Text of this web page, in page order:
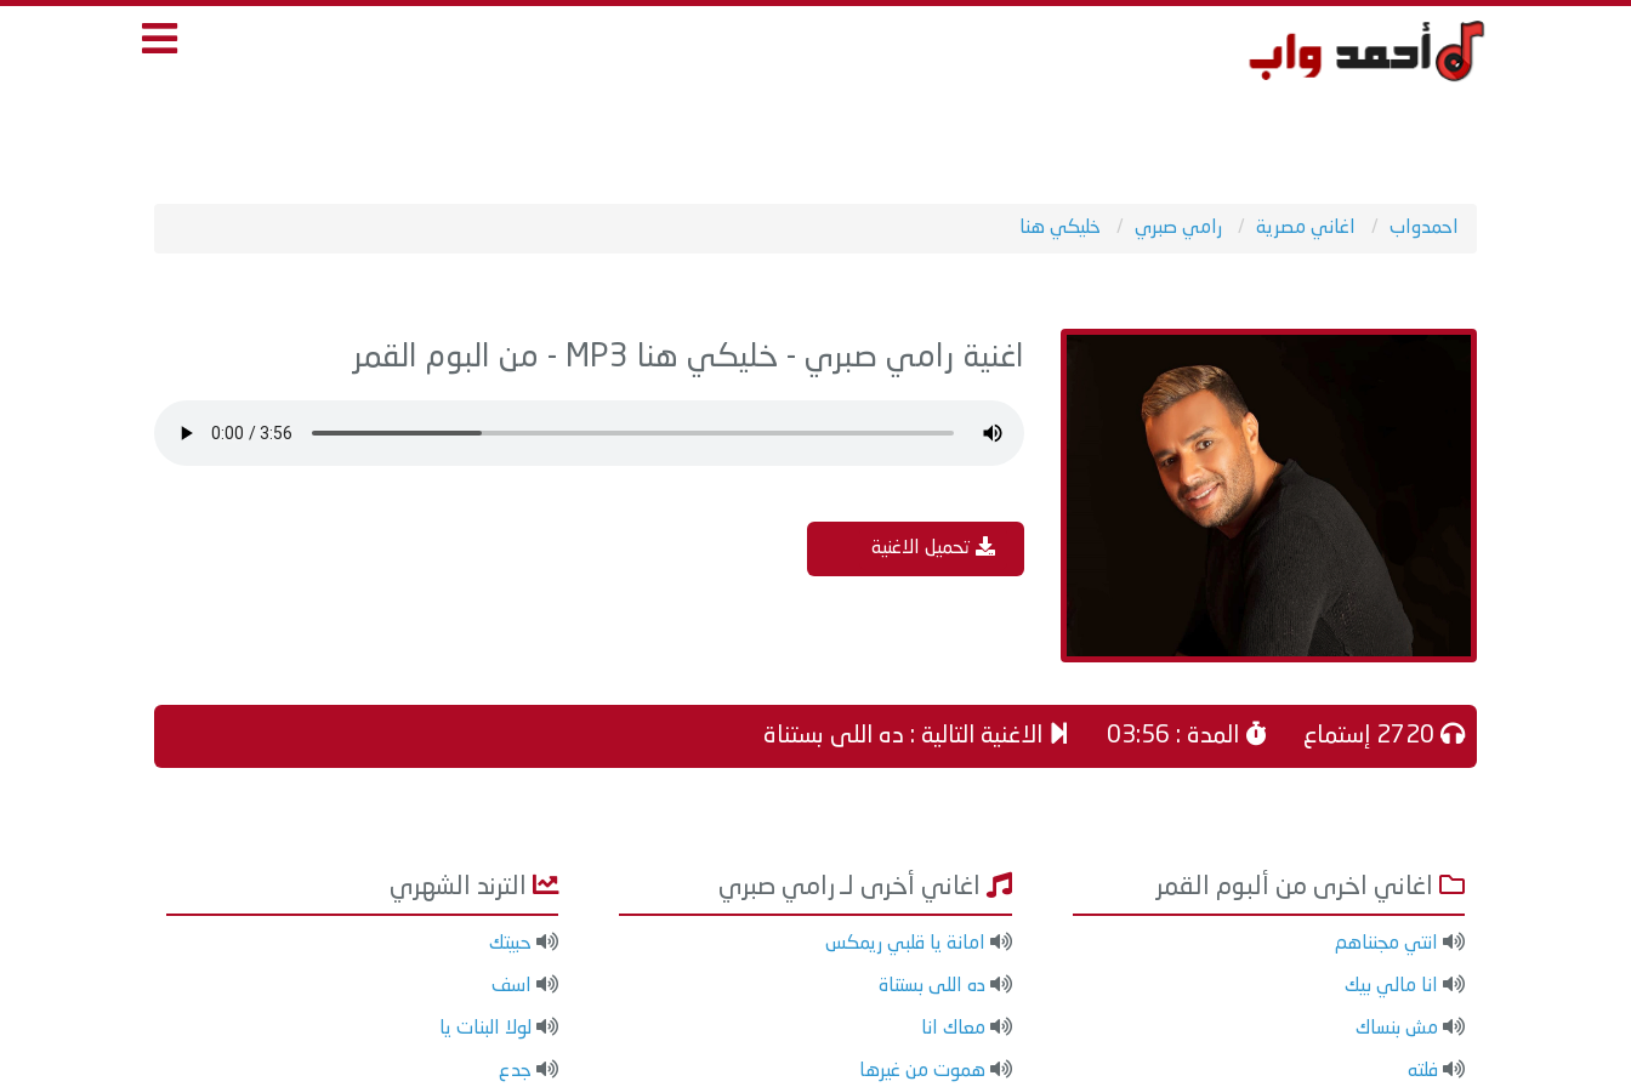
احمدواب اغاني مصرية رامي صبري خليكي هنا
اغنية رامي صبري - خليكي هنا MP3 - من البوم القمر
تحميل الاغنية
المدة : 03:56 الاغنية التالية : ده اللى بستناة
اغاني اخرى من ألبوم القمر
انتي مجنناهم
انا مالي بيك
مش بنساك
فلته
اغاني أخرى لـ رامي صبري
امانة يا قلبي ريمكس
ده اللى بستناة
معاك انا
هموت من غيرها
الترند الشهري
حبيتك
اسف
لولا البنات يا
جدع